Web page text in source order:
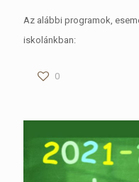
Az alábbi programok,
iskolánkban:
0